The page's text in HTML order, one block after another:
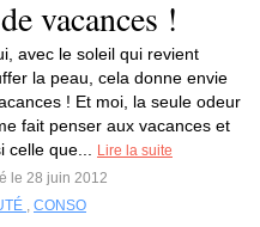
vacances !
avec le soleil qui revient
la peau, cela donne envie
! Et moi, la seule odeur
fait penser aux vacances et
celle que...
Lire la suite
le 28 juin 2012
, CONSO